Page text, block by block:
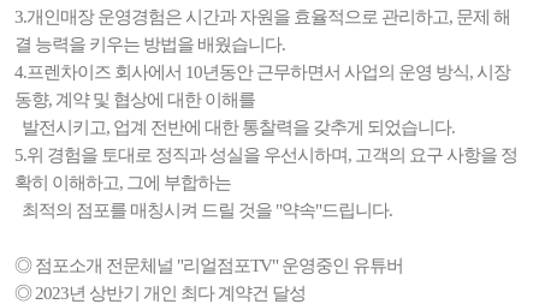
3.개인매장 운영경험은 시간과 자원을 효율적으로 관리하고, 문제 해
결 능력을 키우는 방법을 배웠습니다.
4.프렌차이즈 회사에서 10년동안 근무하면서 사업의 운영 방식, 시장
동향, 계약 및 협상에 대한 이해를
발전시키고, 업계 전반에 대한 통찰력을 갖추게 되었습니다.
5.위 경험을 토대로 정직과 성실을 우선시하며, 고객의 요구 사항을 정
확히 이해하고, 그에 부합하는
최적의 점포를 매칭시켜 드릴 것을 "약속"드립니다.
◎ 점포소개 전문체널 "리얼점포TV" 운영중인 유튜버
◎ 2023년 상반기 개인 최다 계약건 달성